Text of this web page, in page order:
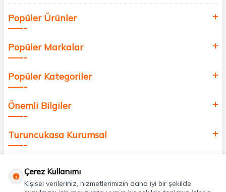
değer katmak için bize katılın!
Popüler Ürünler
Popüler Markalar
Popüler Kategoriler
Önemli Bilgiler
Turuncukasa Kurumsal
Çerez Kullanımı
Kişisel verileriniz, hizmetlerimizin daha iyi bir şekilde